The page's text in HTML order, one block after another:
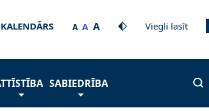
A A A Viegli lasīt
SABIEDRĪBA